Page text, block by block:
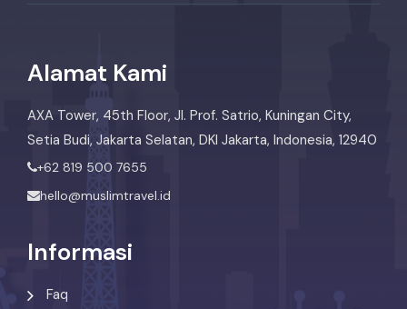
Alamat Kami
AXA Tower, 45th Floor, Jl. Prof. Satrio, Kuningan City,
Setia Budi, Jakarta Selatan, DKI Jakarta, Indonesia, 12940
+62 819 500 7655
hello@muslimtravel.id
Informasi
Faq